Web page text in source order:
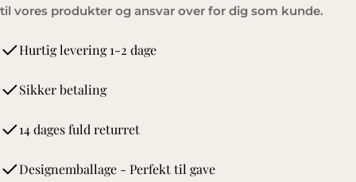
til vores produkter og ansvar over for dig som kunde.
Hurtig levering 1-2 dage
Sikker betaling
14 dages fuld returret
Designemballage - Perfekt til gave